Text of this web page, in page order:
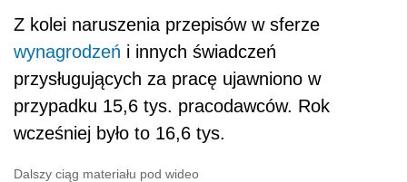
Z kolei naruszenia przepisów w sferze
wynagrodzeń i innych świadczeń
przysługujących za pracę ujawniono w
przypadku 15,6 tys. pracodawców. Rok
wcześniej było to 16,6 tys.
Dalszy ciąg materiału pod wideo